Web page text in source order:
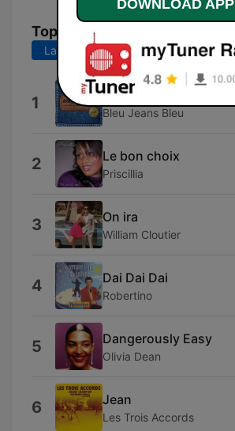
Top Songs
Last 7 days Last 30 days
1 Cashmere
Bleu Jeans Bleu
2 Le bon choix
Priscillia
3 On ira
William Cloutier
4 Dai Dai Dai
Robertino
5 Dangerously Easy
Olivia Dean
6 Jean
Les Trois Accords
DOWNLOAD APP